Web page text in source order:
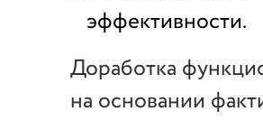
эффективности.
Доработка
на основании